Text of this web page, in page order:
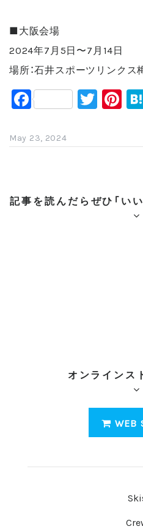
■大阪会場
2024年7月5日〜7月14日
場所：石井スポーツリンクス
F
a
c
o
T
wi
Pi
nt
May 23, 2024
記事を読んだらぜひ「いい
オンラインス
WEB